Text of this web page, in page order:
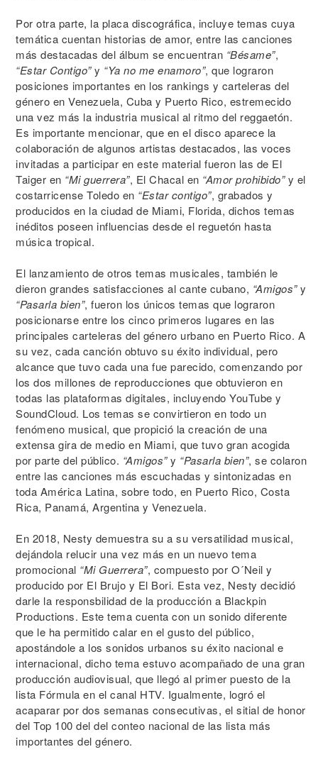
Por otra parte, la placa discográfica, incluye temas cuya
temática cuentan historias de amor, entre las canciones
más destacadas del álbum se encuentran “Bésame”,
“Estar Contigo”y “Ya no me enamoro”, que lograron
posiciones importantes en los rankings y carteleras del
género en Venezuela, Cuba y Puerto Rico, estremecido
una vez más la industria musical al ritmo del reggaetón.
Es importante mencionar, que en el disco aparece la
colaboración de algunos artistas destacados, las voces
invitadas a participar en este material fueron las de El
Taiger en “Mi guerrera”, El Chacal en “Amor prohibido”y el
costarricense Toledo en “Estar contigo”, grabados y
producidos en la ciudad de Miami, Florida, dichos temas
inéditos poseen influencias desde el reguetón hasta
música tropical.
El lanzamiento de otros temas musicales, también le
dieron grandes satisfacciones al cante cubano, “Amigos”y
“Pasarla bien”, fueron los únicos temas que lograron
posicionarse entre los cinco primeros lugares en las
principales carteleras del género urbano en Puerto Rico. A
su vez, cada canción obtuvo su éxito individual, pero
alcance que tuvo cada una fue parecido, comenzando por
los dos millones de reproducciones que obtuvieron en
todas las plataformas digitales, incluyendo YouTube y
SoundCloud. Los temas se convirtieron en todo un
fenómeno musical, que propició la creación de una
extensa gira de medio en Miami, que tuvo gran acogida
por parte del público. “Amigos”y “Pasarla bien”, se colaron
entre las canciones más escuchadas y sintonizadas en
toda América Latina, sobre todo, en Puerto Rico, Costa
Rica, Panamá, Argentina y Venezuela.
En 2018, Nesty demuestra su a su versatilidad musical,
dejándola relucir una vez más en un nuevo tema
promocional “Mi Guerrera”, compuesto por O´Neil y
producido por El Brujo y El Bori. Esta vez, Nesty decidió
darle la responsbilidad de la producción a Blackpin
Productions. Este tema cuenta con un sonido diferente
que le ha permitido calar en el gusto del público,
apostándole a los sonidos urbanos su éxito nacional e
internacional, dicho tema estuvo acompañado de una gran
producción audiovisual, que llegó al primer puesto de la
lista Fórmula en el canal HTV. Igualmente, logró el
acaparar por dos semanas consecutivas, el sitial de honor
del Top 100 del del conteo nacional de las lista más
importantes del género.